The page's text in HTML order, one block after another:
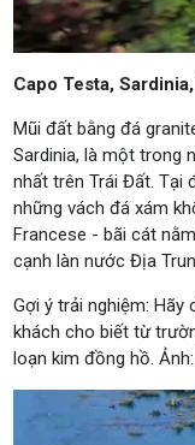
Capo Testa,
Mũi đất bằng đá
Sardinia, là một trong
nhất trên Trái Đất. Tại
những vách đá xám
Francese - bãi cát
cạnh làn nước Địa
Gợi ý trải nghiệm: Hãy
khách cho biết từ
loạn kim đồng hồ. Ảnh: